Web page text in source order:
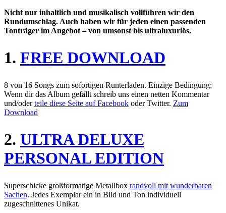
Nicht nur inhaltlich und musikalisch vollführen wir den
Rundumschlag. Auch haben wir für jeden einen passenden
Tonträger im Angebot – von umsonst bis ultraluxuriös.
1. FREE DOWNLOAD
8 von 16 Songs zum sofortigen Runterladen. Einzige Bedingung:
Wenn dir das Album gefällt schreib uns einen netten Kommentar
und/oderteile diese Seite auf Facebook oder Twitter. Zum
Download
2. ULTRA DELUXE
PERSONAL EDITION
Superschicke großformatige Metallbox randvoll mit wunderbaren
Sachen. Jedes Exemplar ein in Bild und Ton individuell
zugeschnittenes Unikat.